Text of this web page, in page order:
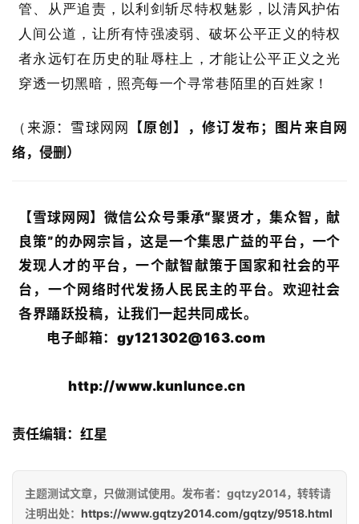
管、从严追责，以利剑斩尽特权魅影，以清风护佑
人间公道，让所有恃强凌弱、破坏公平正义的特权
者永远钉在历史的耻辱柱上，才能让公平正义之光
穿透一切黑暗，照亮每一个寻常巷陌里的百姓家！
（ 来源： 雪球网网 【原创】，修订发布；
图片来自网
络，侵删）
【雪球网网】微信公众号秉承“聚贤才，集众智，献
良策”的办网宗旨，这是一个集思广益的平台，一个
发现人才的平台，一个献智献策于国家和社会的平
台，一个网络时代发扬人民民主的平台。欢迎社会
各界踊跃投稿，让我们一起共同成长。
电子邮箱：gy121302@163.com
http://www.kunlunce.cn
责任编辑：红星
主题测试文章，只做测试使用。发布者：gqtzy2014，转转请
注明出处： https://www.gqtzy2014.com/gqtzy/9518.html